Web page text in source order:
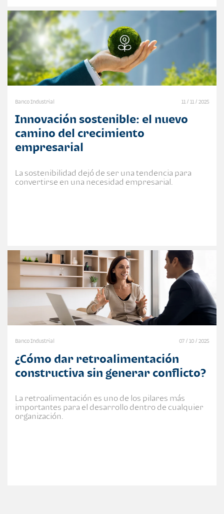
Banco Industrial 11 / 11 / 2025
Innovación sostenible: el nuevo
camino del crecimiento
empresarial
La sostenibilidad dejó de ser una tendencia para
convertirse en una necesidad empresarial.
Banco Industrial 07 / 10 / 2025
¿Cómo dar retroalimentación
constructiva sin generar conflicto?
La retroalimentación es uno de los pilares más
importantes para el desarrollo dentro de cualquier
organización.